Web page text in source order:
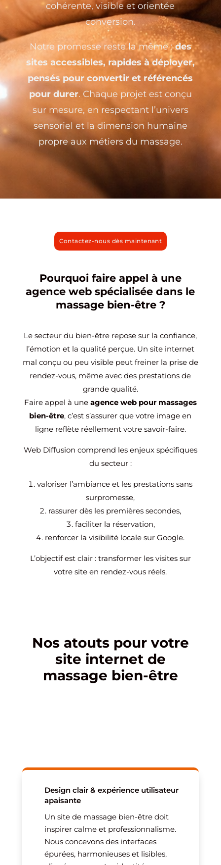
cohérente, visible et orientée
conversion.
Notre promesse reste la même :des
sites accessibles, rapides à déployer,
pensés pour convertir et référencés
pour durer. Chaque projet est conçu
sur mesure, en respectant l’univers
sensoriel et la dimension humaine
propre aux métiers du massage.
Contactez-nous dès maintenant
Pourquoi faire appel à une
agence web spécialisée dans le
massage bien-être ?
Le secteur du bien-être repose sur la confiance,
l’émotion et la qualité perçue. Un site internet
mal conçu ou peu visible peut freiner la prise de
rendez-vous, même avec des prestations de
grande qualité.
Faire appel à une agence web pour massages
bien-être, c’est s’assurer que votre image en
ligne reflète réellement votre savoir-faire.
Web Diffusion comprend les enjeux spécifiques
du secteur :
valoriser l’ambiance et les prestations sans
surpromesse,
rassurer dès les premières secondes,
faciliter la réservation,
renforcer la visibilité locale sur Google.
L’objectif est clair : transformer les visites sur
votre site en rendez-vous réels.
Nos atouts pour votre
site internet de
massage bien-être
Design clair & expérience utilisateur
apaisante
Un site de massage bien-être doit
inspirer calme et professionnalisme.
Nous concevons des interfaces
épurées, harmonieuses et lisibles,